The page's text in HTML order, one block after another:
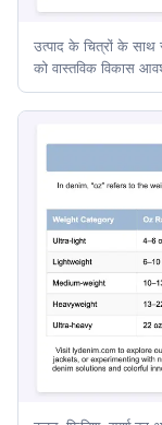
उत्पाद के चित्रों के साथ
को वास्तविक विकास